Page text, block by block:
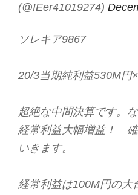
(@IEer41019274)
ソレキア9867
20/3当期純利益530M円
超絶な中間決算です。
経常利益大幅増益！
いきます。
経常利益は100M円の大